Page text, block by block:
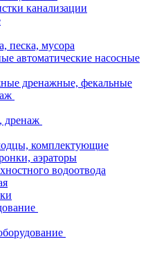
канализации
песка, мусора
автоматические насосные
дренажные, фекальные
дренаж
комплектующие
аэраторы
водоотвода